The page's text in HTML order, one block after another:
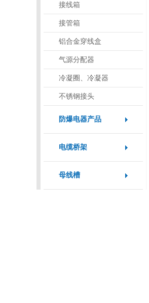
接线箱
接管箱
铝合金穿线盒
气源分配器
冷凝圈、冷凝器
不锈钢接头
防爆电器产品
电缆桥架
母线槽